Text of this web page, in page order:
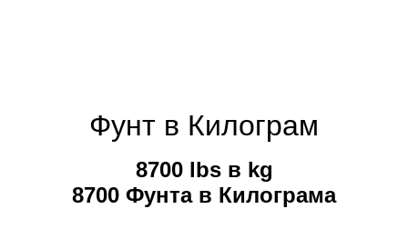
Фунт в Килограм
8700 lbs в kg
8700 Фунтa в Килограмa